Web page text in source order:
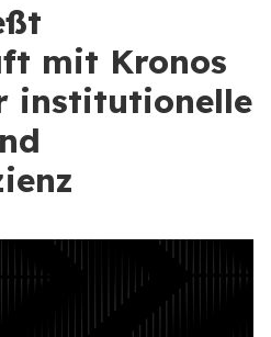
mit Kronos
institutionelle